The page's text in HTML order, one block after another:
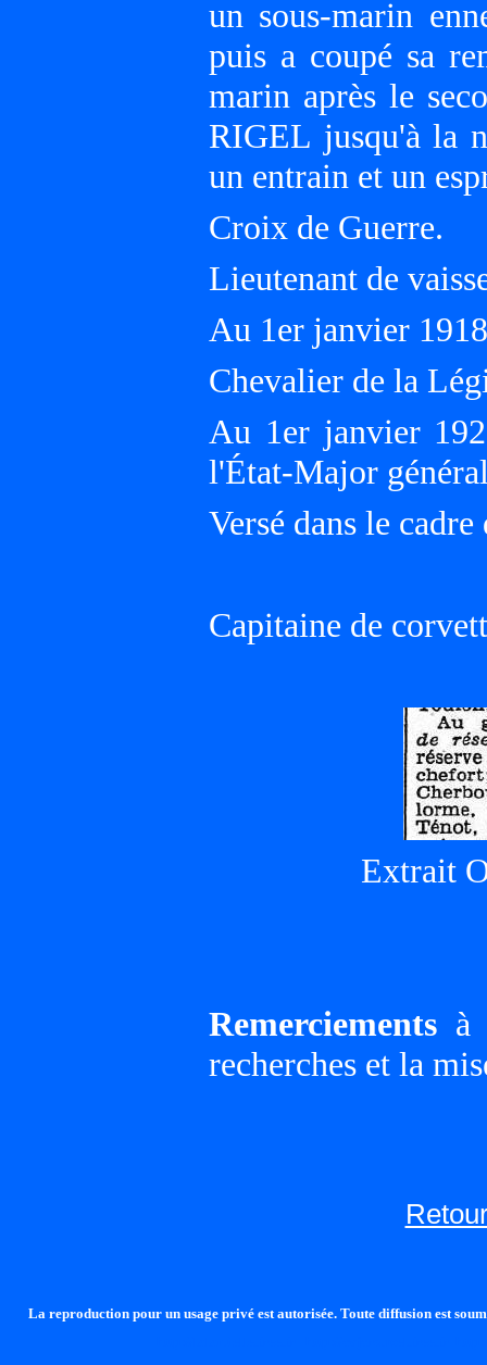
un sous-marin
puis a coupé sa
marin après le
RIGEL jusqu'à la
un entrain et un
Croix de Guerre.
Lieutenant de
Au 1er janvier
Chevalier de la
Au 1er janvier
l'État-Major
Versé dans le
Capitaine de
Extrait
Remerciements à
recherches et la
La reproduction pour un usage privé est autorisée. Toute diffusion est